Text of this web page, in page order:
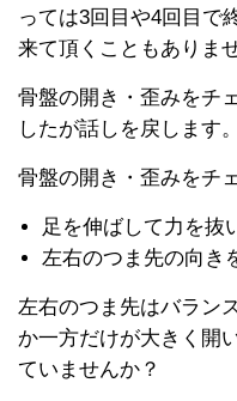
っては3回目や4回目で
来て頂くこともありませ
骨盤の開き・歪みをチ
したが話しを戻します。
骨盤の開き・歪みをチ
足を伸ばして力を抜
左右のつま先の向き
左右のつま先はバラン
か一方だけが大きく開
ていませんか？